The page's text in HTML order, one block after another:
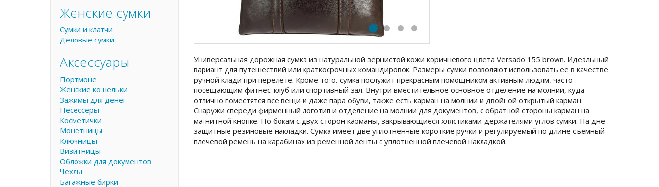
Универсальная дорожная сумка из натуральной зернистой кожи коричневого цвета Versado 155 brown. Идеальный
вариант для путешествий или краткосрочных командировок. Размеры сумки позволяют использовать ее в качестве
ручной клади при перелете. Кроме того, сумка послужит прекрасным помощником активным людям, часто
посещающим фитнес-клуб или спортивный зал. Внутри вместительное основное отделение на молнии, куда
отлично поместятся все вещи и даже пара обуви, также есть карман на молнии и двойной открытый карман.
Снаружи спереди фирменный логотип и отделение на молнии для документов, с обратной стороны карман на
магнитной кнопке. По бокам с двух сторон карманы, закрывающиеся хлястиками-держателями углов сумки. На дне
защитные резиновые накладки. Сумка имеет две уплотненные короткие ручки и регулируемый по длине съемный
плечевой ремень на карабинах из ременной ленты с уплотненной плечевой накладкой.
Женские сумки
Сумки и клатчи
Деловые сумки
Аксессуары
Портмоне
Женские кошельки
Зажимы для денег
Несессеры
Косметички
Монетницы
Ключницы
Визитницы
Обложки для документов
Чехлы
Багажные бирки